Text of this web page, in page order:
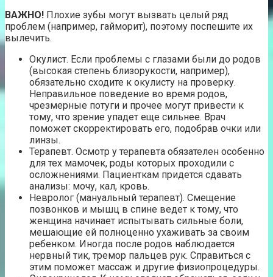
ВАЖНО! Плохие зубы могут вызвать целый ряд
проблем (например, гайморит), поэтому поспешите их
вылечить.
Окулист. Если проблемы с глазами были до родов
(высокая степень близорукости, например),
обязательно сходите к окулисту на проверку.
Неправильное поведение во время родов,
чрезмерные потуги и прочее могут привести к
тому, что зрение упадет еще сильнее. Врач
поможет скорректировать его, подобрав очки или
линзы.
Терапевт. Осмотр у терапевта обязателен особенно
для тех мамочек, роды которых проходили с
осложнениями. Пациенткам придется сдавать
анализы: мочу, кал, кровь.
Невролог (мануальный терапевт). Смещение
позвонков и мышц в спине ведет к тому, что
женщина начинает испытывать сильные боли,
мешающие ей полноценно ухаживать за своим
ребенком. Иногда после родов наблюдается
нервный тик, тремор пальцев рук. Справиться с
этим поможет массаж и другие физиопроцедуры.